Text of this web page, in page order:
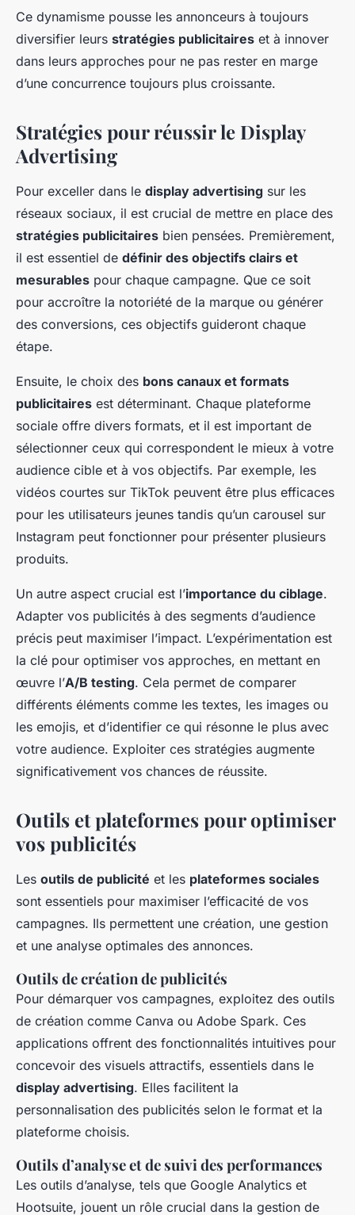
Ce dynamisme pousse les annonceurs à toujours
diversifier leurs stratégies publicitaires et à innover
dans leurs approches pour ne pas rester en marge
d’une concurrence toujours plus croissante.
Stratégies pour réussir le Display
Advertising
Pour exceller dans le display advertising sur les
réseaux sociaux, il est crucial de mettre en place des
stratégies publicitaires bien pensées. Premièrement,
il est essentiel de définir des objectifs clairs et
mesurables pour chaque campagne. Que ce soit
pour accroître la notoriété de la marque ou générer
des conversions, ces objectifs guideront chaque
étape.
Ensuite, le choix des bons canaux et formats
publicitaires est déterminant. Chaque plateforme
sociale offre divers formats, et il est important de
sélectionner ceux qui correspondent le mieux à votre
audience cible et à vos objectifs. Par exemple, les
vidéos courtes sur TikTok peuvent être plus efficaces
pour les utilisateurs jeunes tandis qu’un carousel sur
Instagram peut fonctionner pour présenter plusieurs
produits.
Un autre aspect crucial est l’importance du ciblage.
Adapter vos publicités à des segments d’audience
précis peut maximiser l’impact. L’expérimentation est
la clé pour optimiser vos approches, en mettant en
œuvre l’A/B testing. Cela permet de comparer
différents éléments comme les textes, les images ou
les emojis, et d’identifier ce qui résonne le plus avec
votre audience. Exploiter ces stratégies augmente
significativement vos chances de réussite.
Outils et plateformes pour optimiser
vos publicités
Les outils de publicité et les plateformes sociales
sont essentiels pour maximiser l’efficacité de vos
campagnes. Ils permettent une création, une gestion
et une analyse optimales des annonces.
Outils de création de publicités
Pour démarquer vos campagnes, exploitez des outils
de création comme Canva ou Adobe Spark. Ces
applications offrent des fonctionnalités intuitives pour
concevoir des visuels attractifs, essentiels dans le
display advertising. Elles facilitent la
personnalisation des publicités selon le format et la
plateforme choisis.
Outils d’analyse et de suivi des performances
Les outils d’analyse, tels que Google Analytics et
Hootsuite, jouent un rôle crucial dans la gestion de